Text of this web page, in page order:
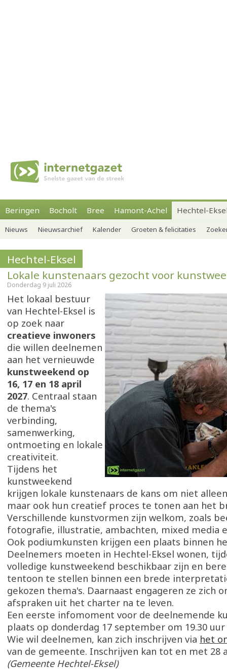
Beringen Bocholt Bree Hamont-Achel Hechtel-
Nieuws Nieuwsarchief Kalender Groeten & felicitaties
Hechtel-Eksel
Lokale kunstenaars gezocht voor
Donderdag 9 juli 2026
Het lokaal bestuur
van Hechtel-Eksel is
op zoek naar
creatieve inwoners
die willen deelnemen
aan het vernieuwde
kunstweekend op
16, 17 en 18 april
2027. Centraal staan
de thema's
verbinding,
samenwerking,
ontmoeting en lokale
creativiteit.
Tijdens het
kunstweekend
krijgen lokale kunstenaars de kans om niet
maar ook hun creatief proces te tonen aan het
Verschillende kunstvormen zijn welkom, zoals
fotografie, illustratie, ambachten, mixed media
Ook podiumkunsten krijgen een plaats binnen
Deelnemers moeten in Hechtel-Eksel wonen,
volledige kunstweekend beschikbaar zijn en
tentoon te stellen binnen een brede
gekozen thema's. Daarnaast engageren ze zich
afspraken uit het charter na te leven.
Een eerste infomoment voor de deelnemende
plaats op donderdag 17 september om 19.30 uur
Wie wil deelnemen, kan zich inschrijven via het
van de gemeente. Inschrijven kan tot en met 28
(Gemeente Hechtel-Eksel)